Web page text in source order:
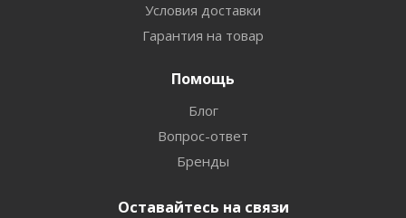
Условия доставки
Гарантия на товар
Помощь
Блог
Вопрос-ответ
Бренды
Оставайтесь на связи